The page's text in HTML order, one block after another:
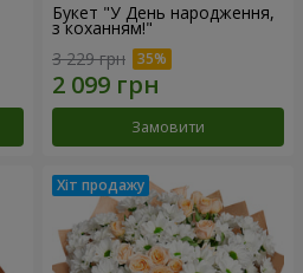
Букет "У День народження,
з коханням!"
3 229 грн
Замовити